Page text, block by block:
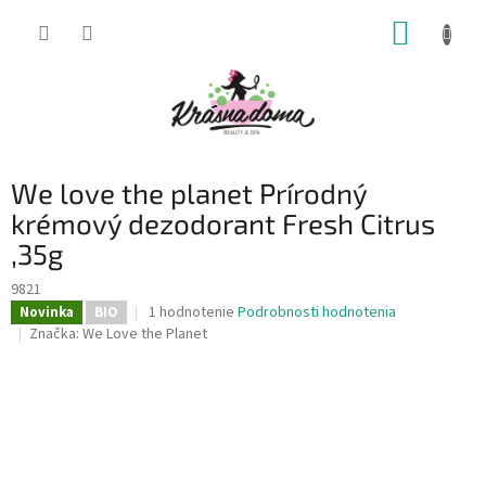
We love the planet Prírodný
krémový dezodorant Fresh Citrus
,35g
9821
Novinka BIO
Priemerné
hodnotenie
1 hodnotenie Podrobnosti hodnotenia
Značka: We Love the Planet